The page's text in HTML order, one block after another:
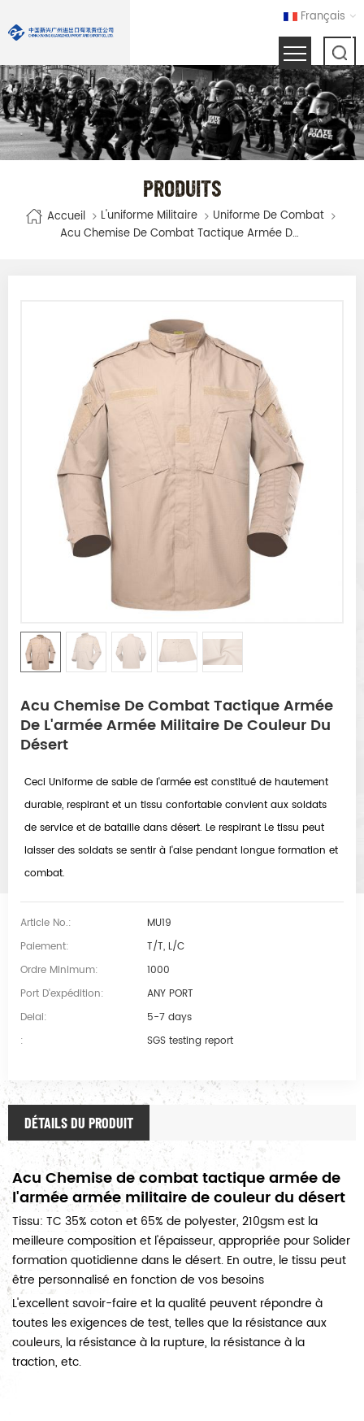
Français
PRODUITS
Accueil L'uniforme Militaire
Uniforme De Combat
Acu Chemise De Combat Tactique Armée De L'armée Armée Militaire De Couleur Du Désert
Acu Chemise De Combat Tactique Armée
De L'armée Armée Militaire De Couleur Du
Désert
Ceci Uniforme de sable de l'armée est constitué de hautement
durable, respirant et un tissu confortable convient aux soldats
de service et de bataille dans désert. Le respirant Le tissu peut
laisser des soldats se sentir à l'aise pendant longue formation et
combat.
Article No.:
MU19
Paiement:
T/T, L/C
Ordre Minimum:
1000
Port D'expédition:
ANY PORT
Delai:
5-7 days
:
SGS testing report
DÉTAILS DU PRODUIT
Acu Chemise de combat tactique armée de
l'armée armée militaire de couleur du désert
Tissu: TC 35% coton et 65% de polyester, 210gsm est la
meilleure composition et l'épaisseur, appropriée pour Solider
formation quotidienne dans le désert. En outre, le tissu peut
être personnalisé en fonction de vos besoins
L'excellent savoir-faire et la qualité peuvent répondre à
toutes les exigences de test, telles que la résistance aux
couleurs, la résistance à la rupture, la résistance à la
traction, etc.